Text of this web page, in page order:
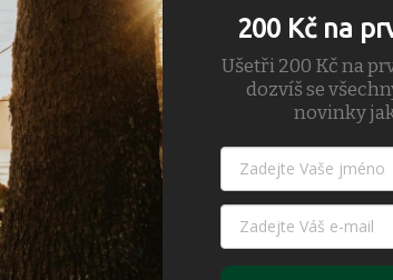
poskytuje nejvyšší úroveň pohodlí a výkonu a
a složí se zjednodušeným designem šňůrky a háčku
prodyšnou bariérou
200 Kč na
Ušetři 200 Kč na
dozvíš se
novinky